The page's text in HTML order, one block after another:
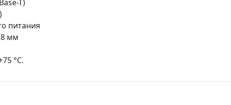
T)
питания
мм
°С.